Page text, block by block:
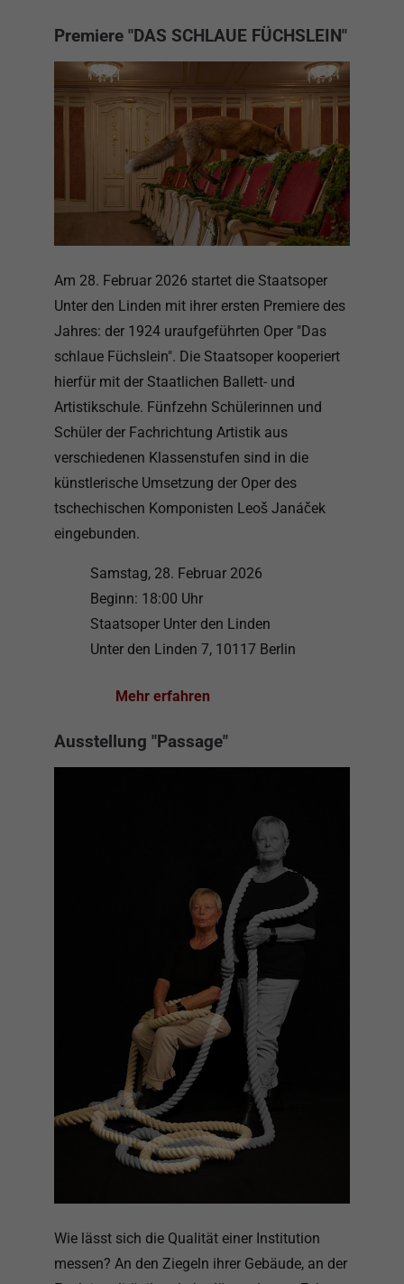
Premiere "DAS SCHLAUE FÜCHSLEIN"
Am 28. Februar 2026 startet die Staatsoper
Unter den Linden mit ihrer ersten Premiere des
Jahres: der 1924 uraufgeführten Oper "Das
schlaue Füchslein". Die Staatsoper kooperiert
hierfür mit der Staatlichen Ballett- und
Artistikschule. Fünfzehn Schülerinnen und
Schüler der Fachrichtung Artistik aus
verschiedenen Klassenstufen sind in die
künstlerische Umsetzung der Oper des
tschechischen Komponisten Leoš Janáček
eingebunden.
Samstag, 28. Februar 2026
Beginn: 18:00 Uhr
Staatsoper Unter den Linden
Unter den Linden 7, 10117 Berlin
Mehr erfahren
Ausstellung "Passage"
Wie lässt sich die Qualität einer Institution
messen? An den Ziegeln ihrer Gebäude, an der